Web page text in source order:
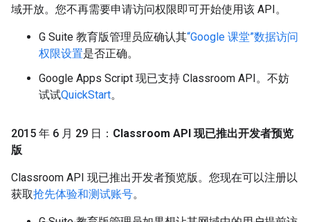
域开放。您不再需要申请访问权限即可开始使用该 API。
G Suite 教育版管理员应确认其“Google 课堂”数据访问
权限设置是否正确。
Google Apps Script 现已支持 Classroom API。不妨
试试QuickStart。
2015 年 6 月 29 日： Classroom API 现已推出开发者预览
版
Classroom API 现已推出开发者预览版。您现在可以注册以
获取抢先体验和测试账号。